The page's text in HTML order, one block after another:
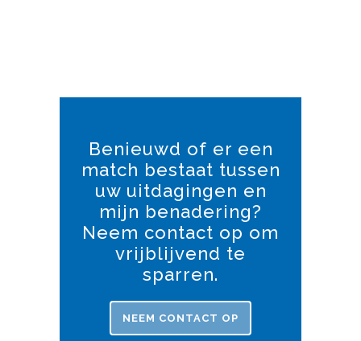
Benieuwd of er een
match bestaat tussen
uw uitdagingen en
mijn benadering?
Neem contact op om
vrijblijvend te
sparren.
NEEM CONTACT OP